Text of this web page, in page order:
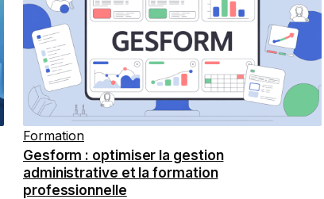
Formation
Gesform : optimiser la gestion
administrative et la formation
professionnelle